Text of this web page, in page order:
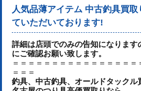
人気品薄アイテム 中古釣具買
ていただいております!
詳細は店頭でのみの告知になります
にご確認お願い致します。
＝＝＝＝＝＝＝＝＝＝＝＝＝＝＝＝
＝＝＝
釣具、中古釣具、オールドタックル